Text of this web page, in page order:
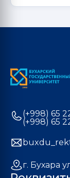
(+998) 65
(+998) 65
г. Бухара